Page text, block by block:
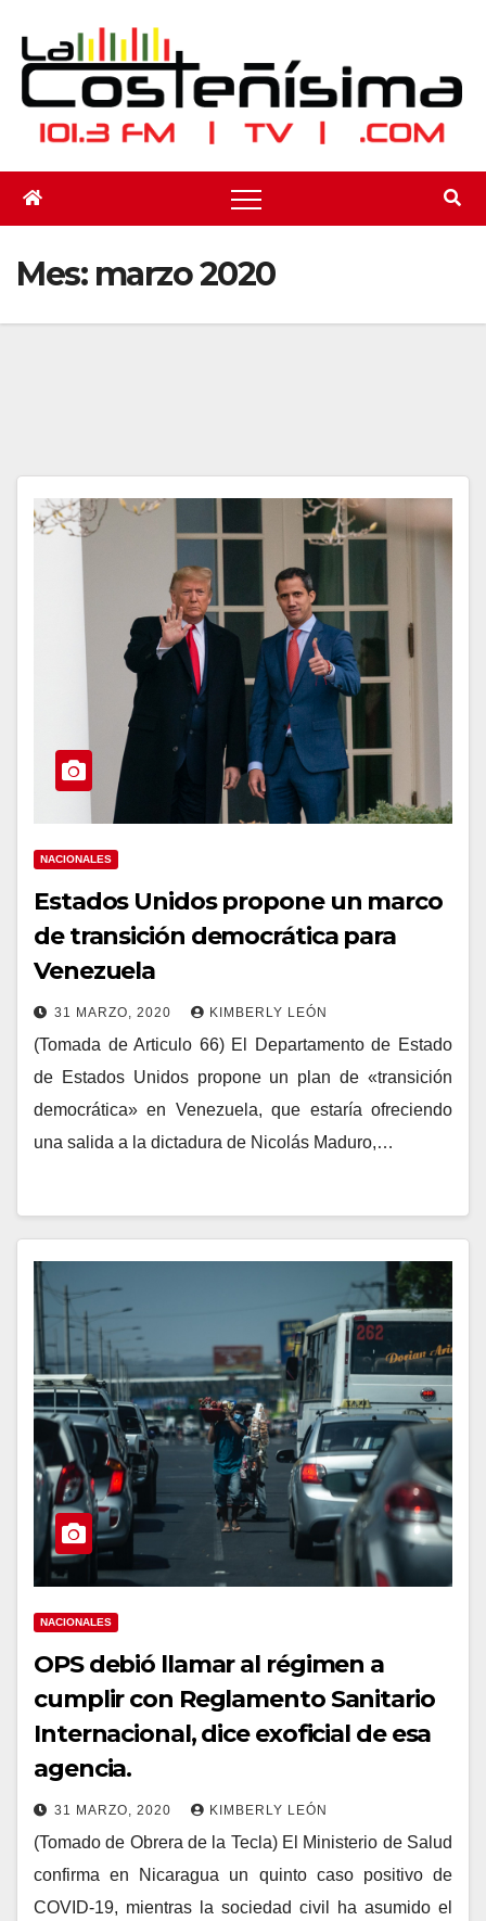
contenido
Mes: marzo 2020
NACIONALES
Estados Unidos propone un marco
de transición democrática para
Venezuela
31 MARZO, 2020 KIMBERLY LEÓN
(Tomada de Articulo 66) El Departamento de Estado
de Estados Unidos propone un plan de «transición
democrática» en Venezuela, que estaría ofreciendo
una salida a la dictadura de Nicolás Maduro,…
NACIONALES
OPS debió llamar al régimen a
cumplir con Reglamento Sanitario
Internacional, dice exoficial de esa
agencia.
31 MARZO, 2020 KIMBERLY LEÓN
(Tomado de Obrera de la Tecla) El Ministerio de Salud
confirma en Nicaragua un quinto caso positivo de
COVID-19, mientras la sociedad civil ha asumido el